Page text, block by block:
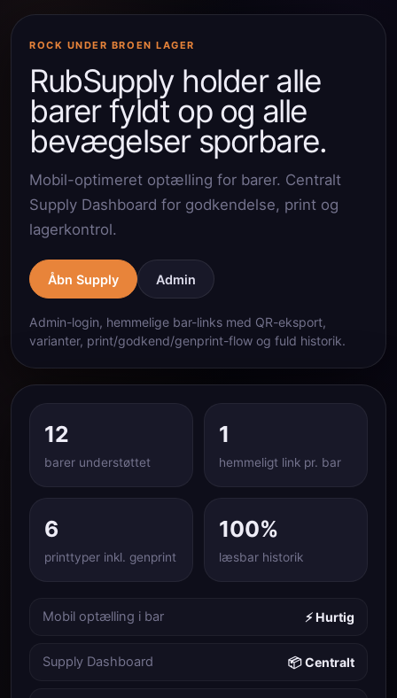
ROCK UNDER BROEN LAGER
RubSupply holder alle
barer fyldt op og alle
bevægelser sporbare.
Mobil-optimeret optælling for barer. Centralt
Supply Dashboard for godkendelse, print og
lagerkontrol.
Åbn Supply Admin
Admin-login, hemmelige bar-links med QR-eksport,
varianter, print/godkend/genprint-flow og fuld historik.
12
barer understøttet
1
hemmeligt link pr. bar
6
printtyper inkl. genprint
100%
læsbar historik
Mobil optælling i bar ⚡ Hurtig
Supply Dashboard 📦 Centralt